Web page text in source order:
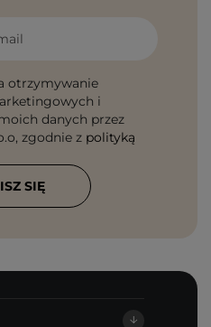
otrzymywanie
i
danych przez
zgodnie z polityką
SIĘ